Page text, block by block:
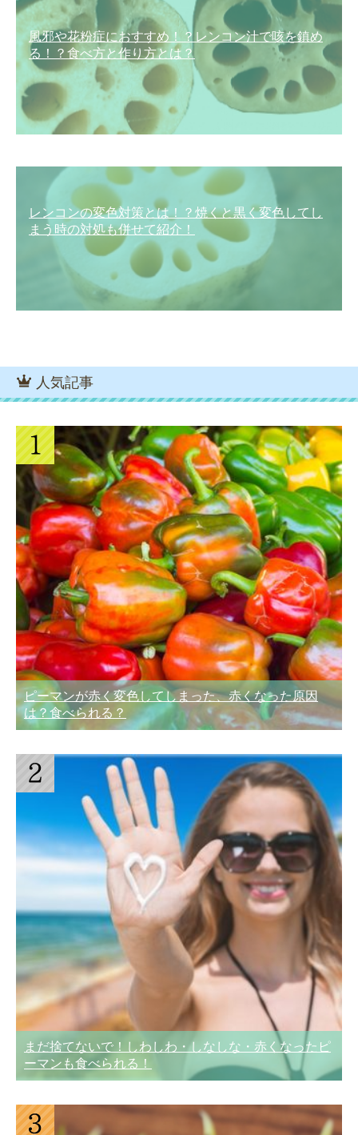
風邪や花粉症におすすめ！？レンコン汁で咳を鎮め
る！？食べ方と作り方とは？
レンコンの変色対策とは！？焼くと黒く変色してし
まう時の対処も併せて紹介！
人気記事
ピーマンが赤く変色してしまった、赤くなった原因
は？食べられる？
まだ捨てないで！しわしわ・しなしな・赤くなったピ
ーマンも食べられる！